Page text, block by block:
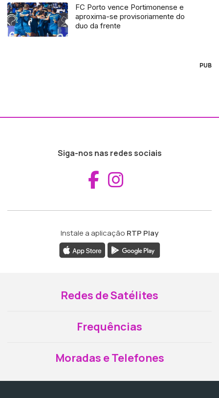
FC Porto vence Portimonense e
aproxima-se provisoriamente do
duo da frente
PUB
Siga-nos nas redes sociais
Aceder ao
Instale a aplicação RTP Play
Redes de Satélites
Frequências
Moradas e Telefones